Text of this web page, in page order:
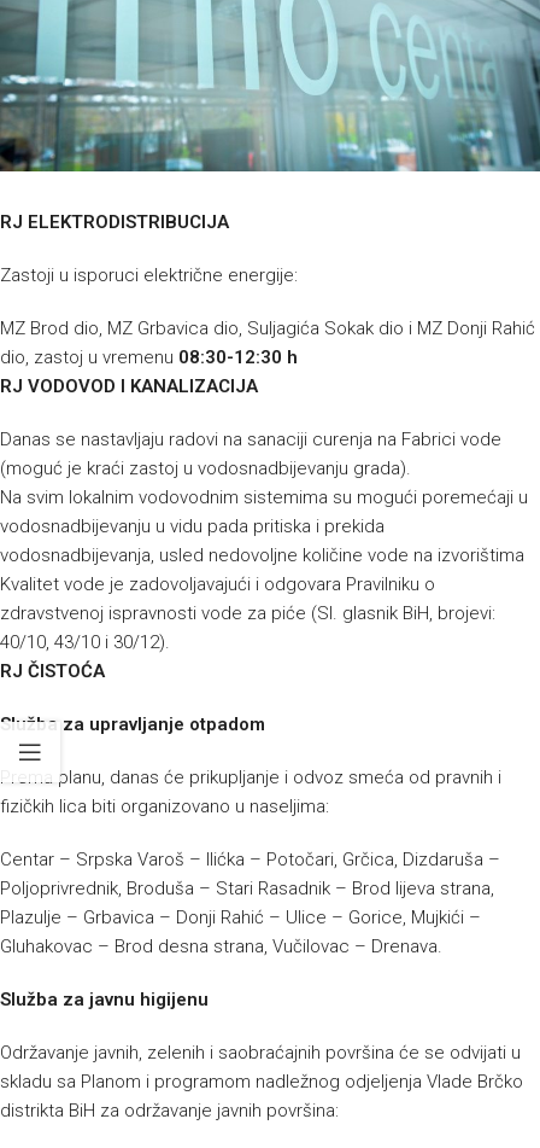
RJ ELEKTRODISTRIBUCIJA
Zastoji u isporuci električne energije:
MZ Brod dio, MZ Grbavica dio, Suljagića Sokak dio i MZ Donji Rahić
dio, zastoj u vremenu 08:30-12:30 h
RJ VODOVOD I KANALIZACIJA
Danas se nastavljaju radovi na sanaciji curenja na Fabrici vode
(moguć je kraći zastoj u vodosnadbijevanju grada).
Na svim lokalnim vodovodnim sistemima su mogući poremećaji u
vodosnadbijevanju u vidu pada pritiska i prekida
vodosnadbijevanja, usled nedovoljne količine vode na izvorištima
Kvalitet vode je zadovoljavajući i odgovara Pravilniku o
zdravstvenoj ispravnosti vode za piće (Sl. glasnik BiH, brojevi:
40/10, 43/10 i 30/12).
RJ ČISTOĆA
Služba za upravljanje otpadom
Prema planu, danas će prikupljanje i odvoz smeća od pravnih i
fizičkih lica biti organizovano u naseljima:
Centar – Srpska Varoš – Ilićka – Potočari, Grčica, Dizdaruša –
Poljoprivrednik, Broduša – Stari Rasadnik – Brod lijeva strana,
Plazulje – Grbavica – Donji Rahić – Ulice – Gorice, Mujkići –
Gluhakovac – Brod desna strana, Vučilovac – Drenava.
Služba za javnu higijenu
Održavanje javnih, zelenih i saobraćajnih površina će se odvijati u
skladu sa Planom i programom nadležnog odjeljenja Vlade Brčko
distrikta BiH za održavanje javnih površina: